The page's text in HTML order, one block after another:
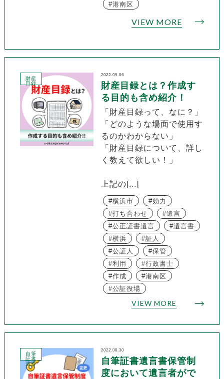
港南区
VIEW MORE
財産
目録
2022.09.06
財産目録とは？作成す
る目的も含め紹介！
「財産目録って、なに？」
「どのような場面で使用す
るのかわからない」
「財産目録について、詳し
く教えて欲しい！」
上記の[...]
横浜市
効力
打ち合わせ
遺言
公正証書遺言
遺言書
横浜
証人
公証人
保管
利用
行政書士
作成
港南区
公証役場
VIEW MORE
自筆
証書
遺言
2022.08.30
自筆証書遺言書保管制
度において遺言者がで